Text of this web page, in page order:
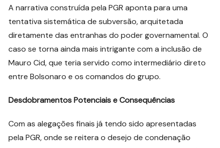
A narrativa construída pela PGR aponta para uma
tentativa sistemática de subversão, arquitetada
diretamente das entranhas do poder governamental. O
caso se torna ainda mais intrigante com a inclusão de
Mauro Cid, que teria servido como intermediário direto
entre Bolsonaro e os comandos do grupo.
Desdobramentos Potenciais e Consequências
Com as alegações finais já tendo sido apresentadas
pela PGR, onde se reitera o desejo de condenação